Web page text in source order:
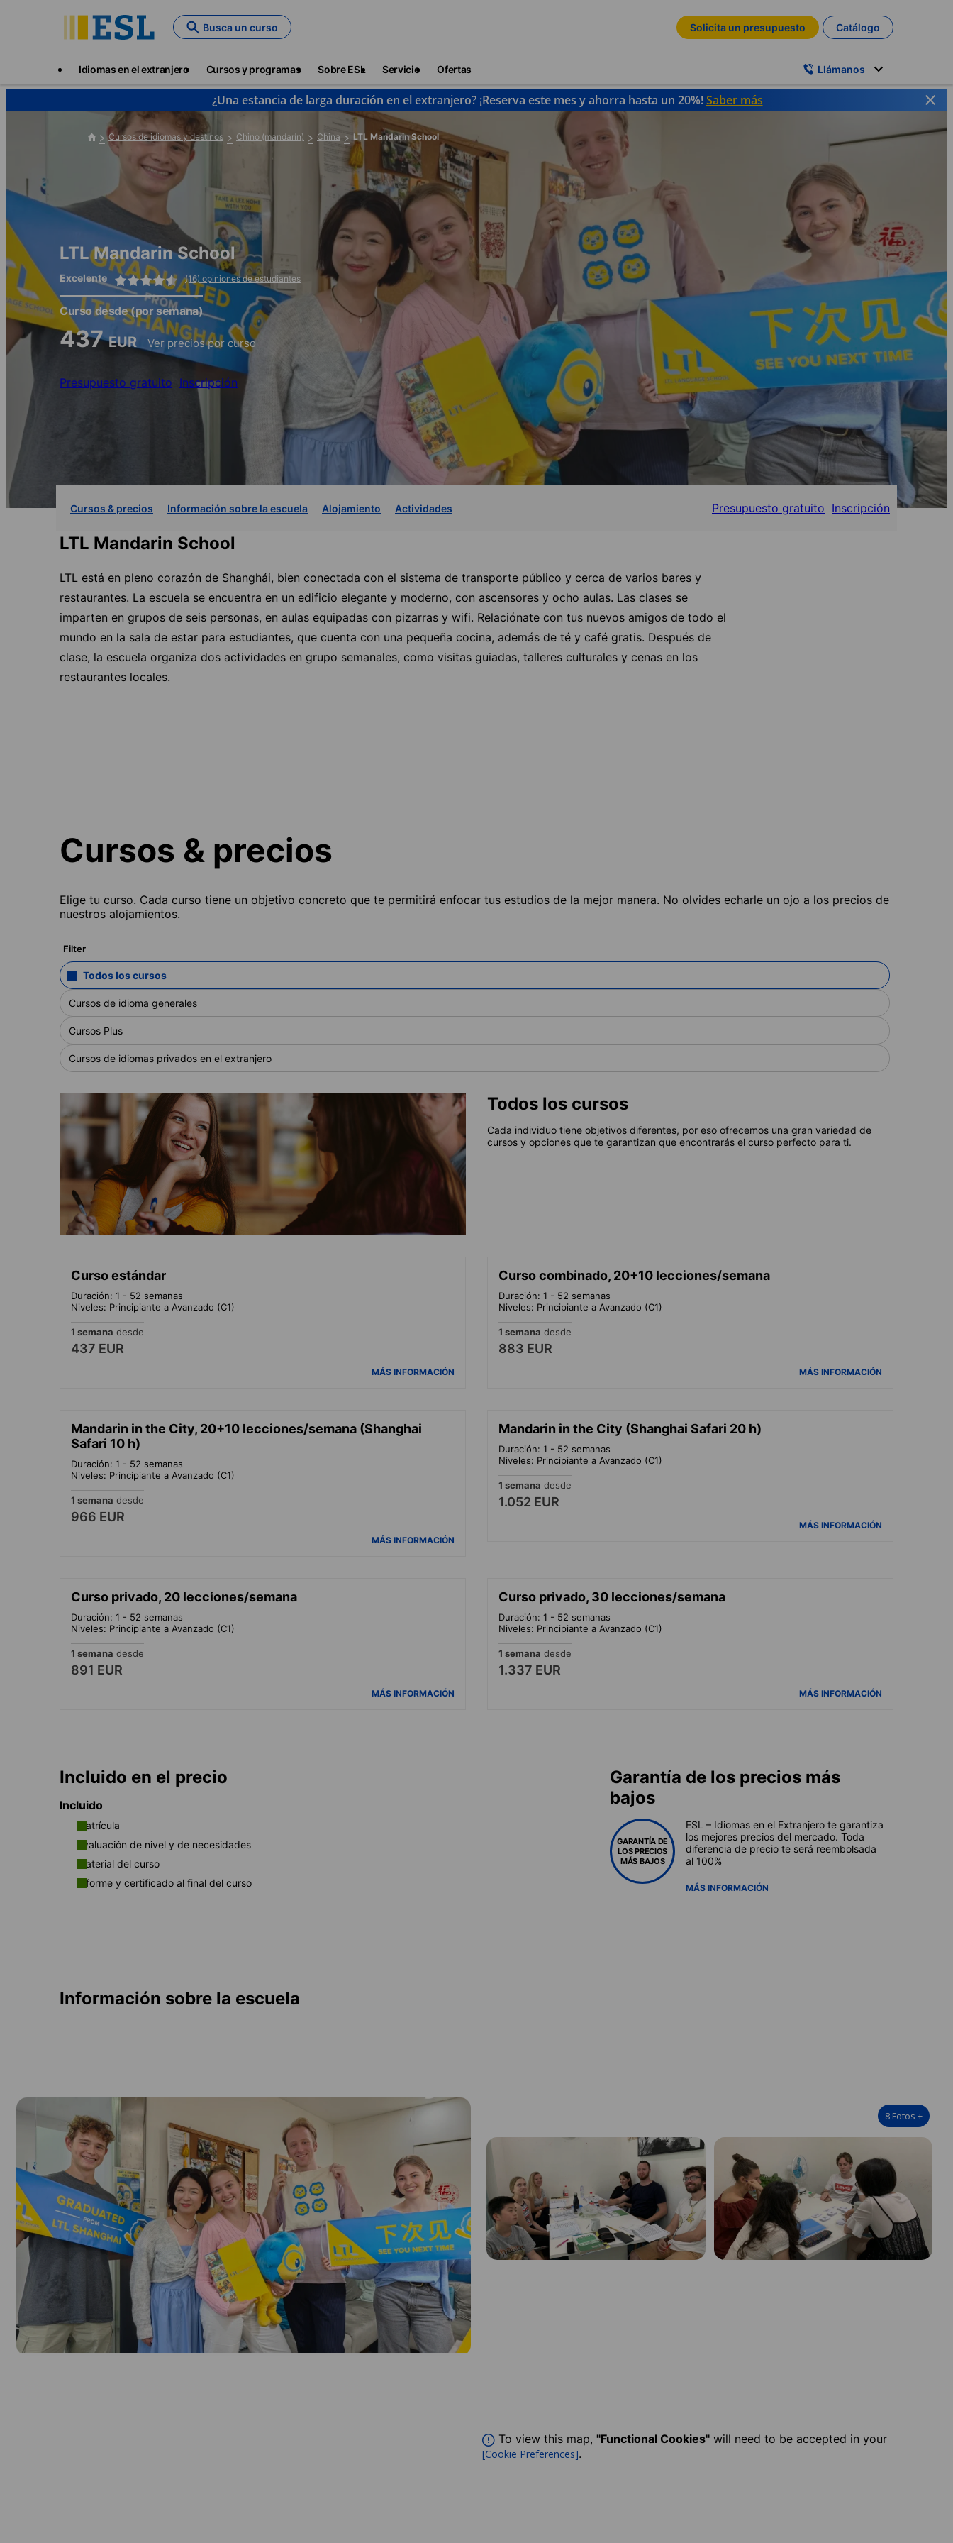
Busca un curso Solicita un presupuesto Catálogo
Idiomas en el extranjero Cursos y programas Sobre ESL Servicio Ofertas Llámanos
¿Una estancia de larga duración en el extranjero? ¡Reserva este mes y ahorra hasta un 20%!Saber más
Cursos de idiomas y destinos Chino (mandarín) China LTL Mandarin School
LTL Mandarin School
Excelente (16) opiniones de estudiantes
Curso desde(por semana)
437EUR Ver precios por curso
Presupuesto gratuito Inscripción
Cursos & precios Información sobre la escuela Alojamiento Actividades Presupuesto gratuito Inscripción
LTL Mandarin School
LTL está en pleno corazón de Shanghái, bien conectada con el sistema de transporte público y cerca de varios bares y
restaurantes. La escuela se encuentra en un edificio elegante y moderno, con ascensores y ocho aulas. Las clases se
imparten en grupos de seis personas, en aulas equipadas con pizarras y wifi. Relaciónate con tus nuevos amigos de todo el
mundo en la sala de estar para estudiantes, que cuenta con una pequeña cocina, además de té y café gratis. Después de
clase, la escuela organiza dos actividades en grupo semanales, como visitas guiadas, talleres culturales y cenas en los
restaurantes locales.
Cursos & precios
Elige tu curso. Cada curso tiene un objetivo concreto que te permitirá enfocar tus estudios de la mejor manera. No olvides echarle un ojo a los precios de
nuestros alojamientos.
Filter
Todos los cursos
Cursos de idioma generales
Cursos Plus
Cursos de idiomas privados en el extranjero
Todos los cursos
Cada individuo tiene objetivos diferentes, por eso ofrecemos una gran variedad de
cursos y opciones que te garantizan que encontrarás el curso perfecto para ti.
Curso estándar
Duración: 1 - 52 semanas
Niveles: Principiante a Avanzado (C1)
1 semana desde
437 EUR
MÁS INFORMACIÓN
Curso combinado, 20+10 lecciones/semana
Duración: 1 - 52 semanas
Niveles: Principiante a Avanzado (C1)
1 semana desde
883 EUR
MÁS INFORMACIÓN
Mandarin in the City, 20+10 lecciones/semana (Shanghai
Safari 10 h)
Duración: 1 - 52 semanas
Niveles: Principiante a Avanzado (C1)
1 semana desde
966 EUR
MÁS INFORMACIÓN
Mandarin in the City (Shanghai Safari 20 h)
Duración: 1 - 52 semanas
Niveles: Principiante a Avanzado (C1)
1 semana desde
1.052 EUR
MÁS INFORMACIÓN
Curso privado, 20 lecciones/semana
Duración: 1 - 52 semanas
Niveles: Principiante a Avanzado (C1)
1 semana desde
891 EUR
MÁS INFORMACIÓN
Curso privado, 30 lecciones/semana
Duración: 1 - 52 semanas
Niveles: Principiante a Avanzado (C1)
1 semana desde
1.337 EUR
MÁS INFORMACIÓN
Incluido en el precio
Incluido
Matrícula
Evaluación de nivel y de necesidades
Material del curso
Informe y certificado al final del curso
Garantía de los precios más
bajos
GARANTÍA DE
LOS PRECIOS
MÁS BAJOS
ESL – Idiomas en el Extranjero te garantiza
los mejores precios del mercado. Toda
diferencia de precio te será reembolsada
al 100%
MÁS INFORMACIÓN
Información sobre la escuela
8 Fotos +
To view this map, "Functional Cookies" will need to be accepted in your
[Cookie Preferences].